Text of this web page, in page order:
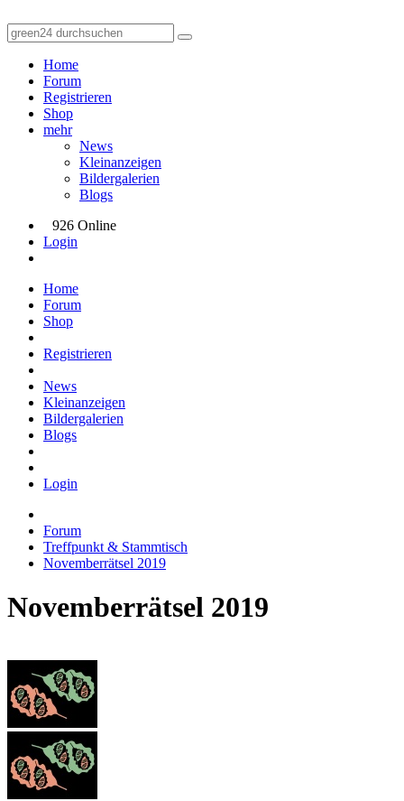
Home
Forum
Registrieren
Shop
mehr
News
Kleinanzeigen
Bildergalerien
Blogs
926 Online
Login
Home
Forum
Shop
Registrieren
News
Kleinanzeigen
Bildergalerien
Blogs
Login
Forum
Treffpunkt & Stammtisch
Novemberrätsel 2019
Novemberrätsel 2019